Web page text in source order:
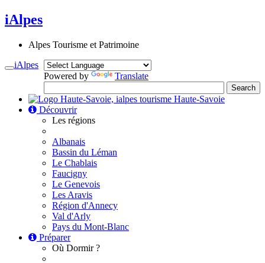
iAlpes
Alpes Tourisme et Patrimoine
Powered by Translate
Toggle
iAlpes
Haute-Savoie
Découvrir
Les régions
Albanais
Bassin du Léman
Le Chablais
Faucigny
Le Genevois
Les Aravis
Région d'Annecy
Val d'Arly
Pays du Mont-Blanc
Préparer
Où Dormir ?